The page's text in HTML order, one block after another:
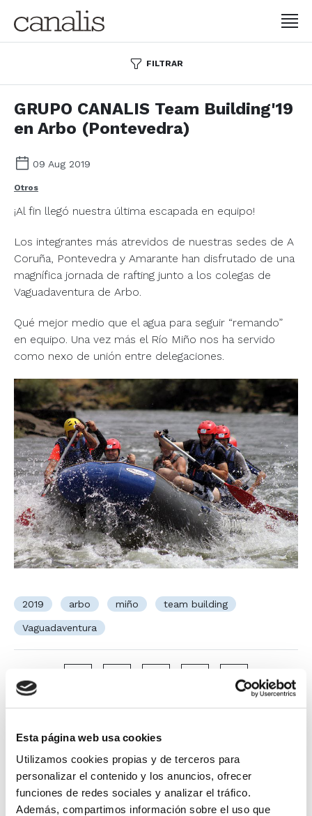
Esta página web usa cookies
Utilizamos cookies propias y de terceros para
personalizar el contenido y los anuncios, ofrecer
funciones de redes sociales y analizar el tráfico.
Además, compartimos información sobre el uso que
FILTRAR
GRUPO CANALIS Team Building'19
en Arbo (Pontevedra)
09 Aug 2019
Otros
¡Al fin llegó nuestra última escapada en equipo!
Los integrantes más atrevidos de nuestras sedes de A
Coruña, Pontevedra y Amarante han disfrutado de una
magnífica jornada de rafting junto a los colegas de
Vaguadaventura de Arbo.
Qué mejor medio que el agua para seguir “remando”
en equipo. Una vez más el Río Miño nos ha servido
como nexo de unión entre delegaciones.
2019 arbo miño team building
Vaguadaventura
Noticias relacionadas